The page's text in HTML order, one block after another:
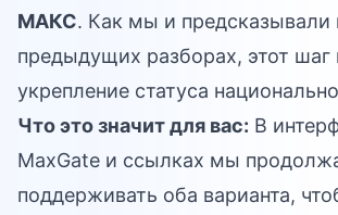
МАКС. Как мы и предсказывали
предыдущих разборах, этот шаг
укрепление статуса
Что это значит для вас: В
MaxGate и ссылках мы
поддерживать оба варианта,